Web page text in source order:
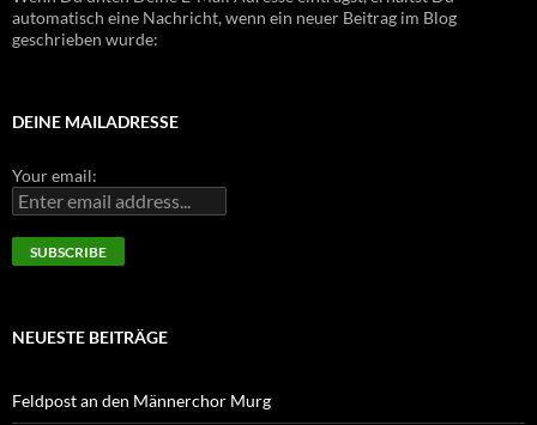
automatisch eine Nachricht, wenn ein neuer Beitrag im Blog
geschrieben wurde:
DEINE MAILADRESSE
Your email:
NEUESTE BEITRÄGE
Feldpost an den Männerchor Murg